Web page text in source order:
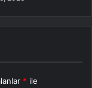
* ile